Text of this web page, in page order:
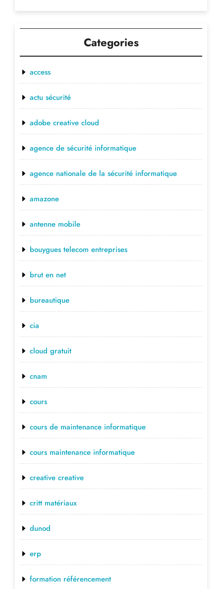
Categories
access
actu sécurité
adobe creative cloud
agence de sécurité informatique
agence nationale de la sécurité informatique
amazone
antenne mobile
bouygues telecom entreprises
brut en net
bureautique
cia
cloud gratuit
cnam
cours
cours de maintenance informatique
cours maintenance informatique
creative creative
critt matériaux
dunod
erp
formation référencement